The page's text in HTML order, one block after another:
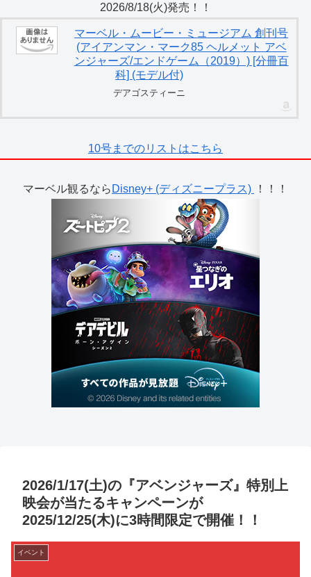
2026/8/18(火)発売！！
マーベル・ムービー・ミュージアム 創刊号
(アイアンマン・マーク85 ヘルメット アベ
ンジャーズ/エンドゲーム（2019）) [分冊百
科] (モデル付)
デアゴスティーニ
10号までのリストはこちら
マーベル観るなら Disney+ (ディズニープラス) ！！！
2026/1/17(土)の『アベンジャーズ』特別上
映会が当たるキャンペーンが
2025/12/25(木)に3時間限定で開催！！
イベント